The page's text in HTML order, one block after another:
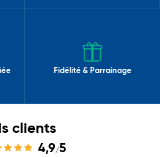
Fidélité & Parrainage
clients
4,9/5